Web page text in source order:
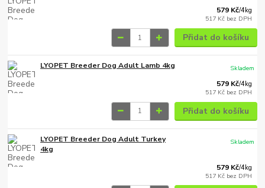
579 Kč/4kg
517 Kč bez DPH
Přidat do košíku
LYOPET Breeder Dog Adult Lamb 4kg
579 Kč/4kg
517 Kč bez DPH
Skladem
Přidat do košíku
LYOPET Breeder Dog Adult Turkey
4kg
579 Kč/4kg
517 Kč bez DPH
Skladem